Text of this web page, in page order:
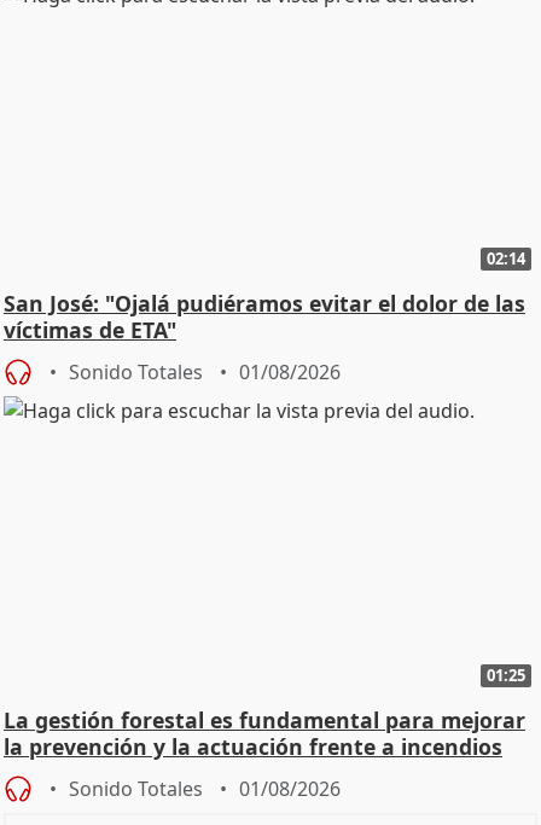
02:14
San José: "Ojalá pudiéramos evitar el dolor de las
víctimas de ETA"
Sonido Totales 01/08/2026
01:25
La gestión forestal es fundamental para mejorar
la prevención y la actuación frente a incendios
Sonido Totales 01/08/2026